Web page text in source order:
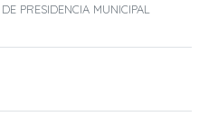
PRESIDENCIA MUNICIPAL